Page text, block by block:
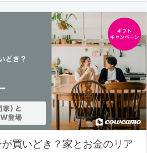
買いどき？家とお金のリア